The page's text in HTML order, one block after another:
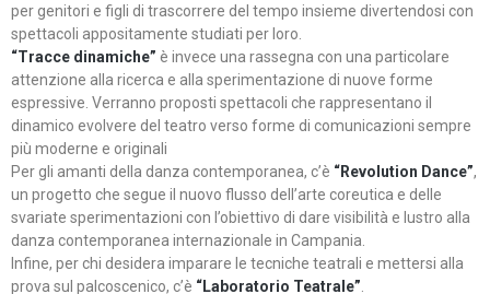
per genitori e figli di trascorrere del tempo insieme divertendosi con
spettacoli appositamente studiati per loro.
“Tracce dinamiche” è invece una rassegna con una particolare
attenzione alla ricerca e alla sperimentazione di nuove forme
espressive. Verranno proposti spettacoli che rappresentano il
dinamico evolvere del teatro verso forme di comunicazioni sempre
più moderne e originali
Per gli amanti della danza contemporanea, c’è “Revolution Dance”,
un progetto che segue il nuovo flusso dell’arte coreutica e delle
svariate sperimentazioni con l’obiettivo di dare visibilità e lustro alla
danza contemporanea internazionale in Campania.
Infine, per chi desidera imparare le tecniche teatrali e mettersi alla
prova sul palcoscenico, c’è “Laboratorio Teatrale”